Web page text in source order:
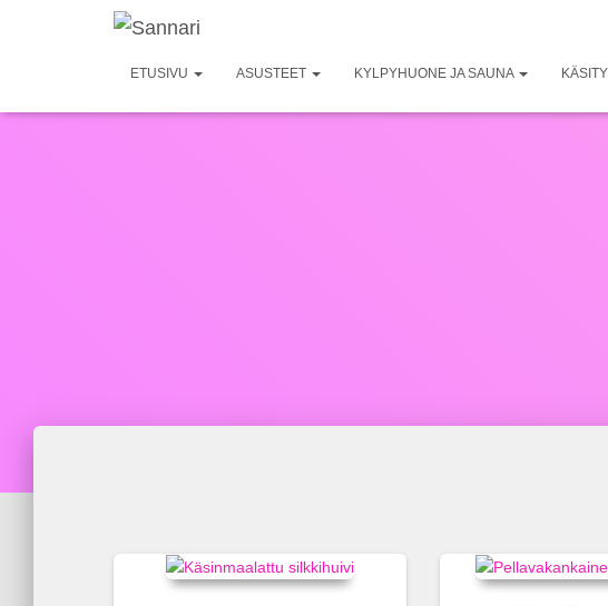
ETUSIVU ASUSTEET KYLPYHUONE JA SAUNA